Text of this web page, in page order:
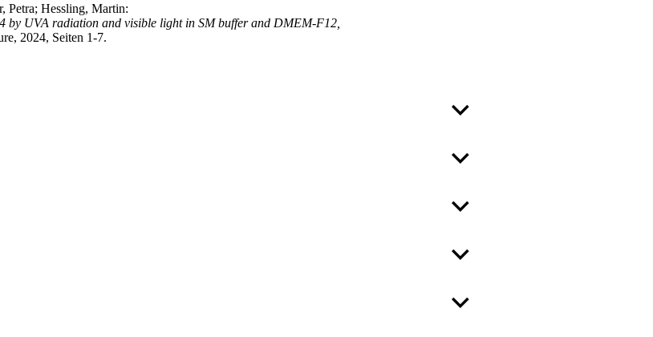
Petra; Hessling, Martin:
by UVA radiation and visible light in SM buffer and DMEM-F12,
2024, Seiten 1-7.